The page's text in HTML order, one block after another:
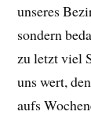
unseres
sondern
zu letzt viel
uns wert,
aufs